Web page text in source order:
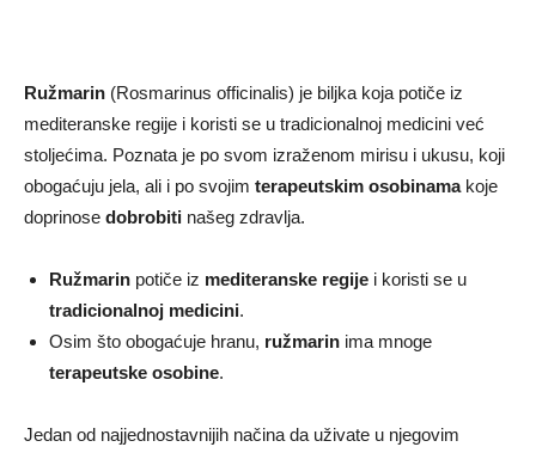
Ružmarin (Rosmarinus officinalis) je biljka koja potiče iz
mediteranske regije i koristi se u tradicionalnoj medicini već
stoljećima. Poznata je po svom izraženom mirisu i ukusu, koji
obogaćuju jela, ali i po svojim terapeutskim osobinamakoje
doprinose dobrobiti našeg zdravlja.
Ružmarin potiče iz mediteranske regije i koristi se u
tradicionalnoj medicini.
Osim što obogaćuje hranu, ružmarin ima mnoge
terapeutske osobine.
Jedan od najjednostavnijih načina da uživate u njegovim